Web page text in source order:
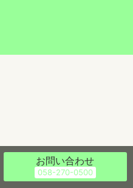
お問い合わせ